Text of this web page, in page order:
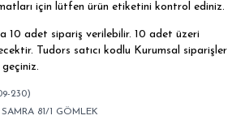
için lütfen ürün etiketini kontrol ediniz.
10 adet sipariş verilebilir. 10 adet üzeri
Tudors satıcı kodlu Kurumsal siparişler
230)
81/1 GÖMLEK